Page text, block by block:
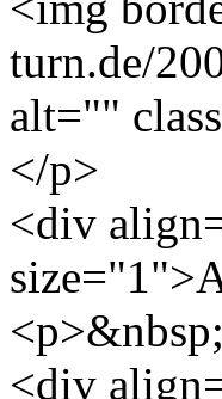
turn.de/
alt=""
</p>
<div
<div